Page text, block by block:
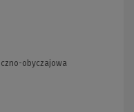
obyczajowa